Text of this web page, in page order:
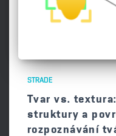
STRADE
Tvar vs.
struktury a
rozpoznávání